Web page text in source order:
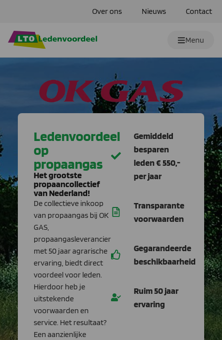
Over ons Nieuws Contact
Menu
Ledenvoordeel
op
propaangas
Het grootste
propaancollectief
van Nederland!
De collectieve inkoop
van propaangas bij OK
GAS,
propaangasleverancier
met 50 jaar agrarische
ervaring, biedt direct
voordeel voor leden.
Hierdoor heb je
uitstekende
voorwaarden en
service. Het resultaat?
Een aanzienlijke
Gemiddeld
besparen
leden € 550,-
per jaar
Transparante
voorwaarden
Gegarandeerde
beschikbaarheid
Ruim 50 jaar
ervaring